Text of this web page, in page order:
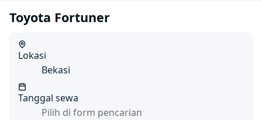
Toyota Fortuner
Lokasi
Bekasi
Tanggal sewa
Pilih di form pencarian